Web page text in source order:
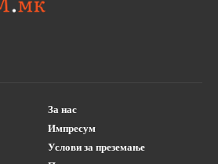
За нас
Импресум
Услови за преземање